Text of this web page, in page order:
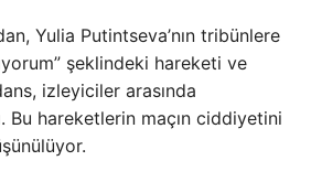
Yulia Putintseva’nın tribünlere
şeklindeki hareketi ve
izleyiciler arasında
Bu hareketlerin maçın ciddiyetini